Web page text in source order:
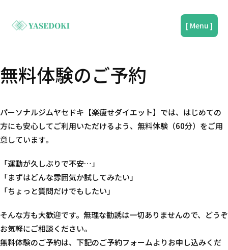
尾山台店
プライバシーポリシー
ご紹介ページ
無料体験を予約する
[ Menu ]
無料体験のご予約
パーソナルジムヤセドキ【楽痩せダイエット】では、はじめての
方にも安心してご利用いただけるよう、無料体験（60分）をご用
意しています。
「運動が久しぶりで不安…」
「まずはどんな雰囲気か試してみたい」
「ちょっと質問だけでもしたい」
そんな方も大歓迎です。無理な勧誘は一切ありませんので、どうぞ
お気軽にご相談ください。
無料体験のご予約は、下記のご予約フォームよりお申し込みくだ